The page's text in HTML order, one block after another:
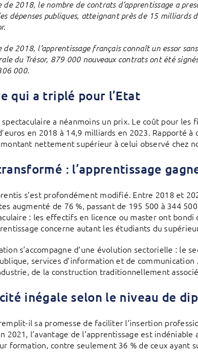
2018, le nombre de contrats d’apprentissage a
dépenses publiques, atteignant près de 15 milliards
de 2018, l’apprentissage français connaît un essor
du Trésor, 879 000 nouveaux contrats ont été
000.
qui a triplé pour l’Etat
a néanmoins un prix. Le coût pour
en 2018 à 14,9 milliards en 2023. Rapporté
nettement supérieur à celui observé chez
: l’apprentissage
s’est profondément modifié. Entre 2018 et
augmenté de 76 %, passant de 195 500 à 344
: les effectifs en licence ou master ont
concerne autant les étudiants du
s’accompagne d’une évolution sectorielle : le
services d’information et de
de la construction traditionnellement
inégale selon le niveau de
il sa promesse de faciliter l’insertion
2021, l’avantage de l’apprentissage est
formation, contre seulement 36 % de ceux ayant